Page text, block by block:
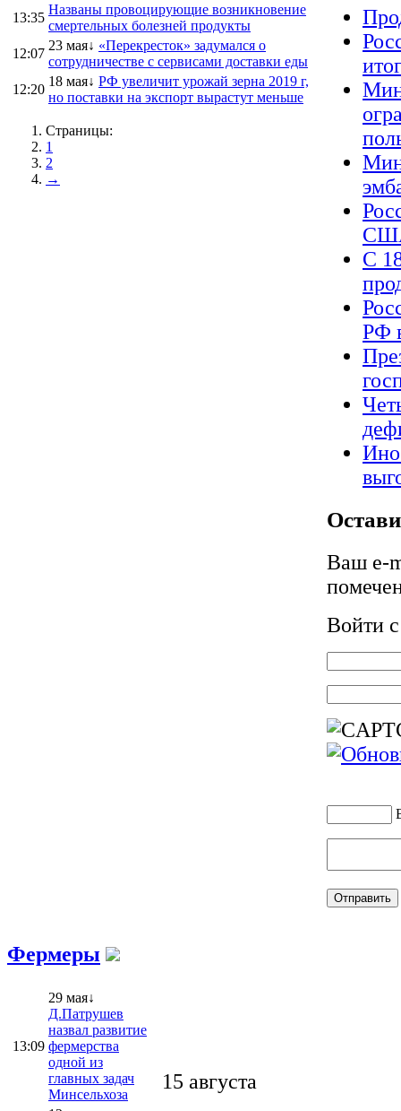
13:35
Названы провоцирующие возникновение
смертельных болезней продукты
12:07
23 мая↓ «Перекресток» задумался о
сотрудничестве с сервисами доставки еды
12:20
18 мая↓ РФ увеличит урожай зерна 2019 г,
но поставки на экспорт вырастут меньше
Страницы:
1
2
→
С
РФ
Ваш e-
Войти
Фермеры
13:09
29 мая↓
Д.Патрушев
назвал развитие
фермерства
одной из
главных задач
Минсельхоза
15 августа